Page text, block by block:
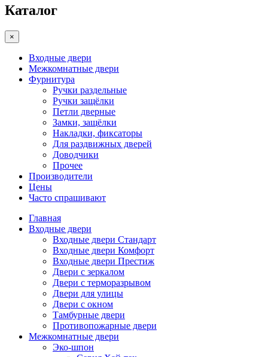
Каталог
×
Входные двери
Межкомнатные двери
Фурнитура
Ручки раздельные
Ручки защёлки
Петли дверные
Замки, защёлки
Накладки, фиксаторы
Для раздвижных дверей
Доводчики
Прочее
Производители
Цены
Часто спрашивают
Главная
Входные двери
Входные двери Стандарт
Входные двери Комфорт
Входные двери Престиж
Двери с зеркалом
Двери с терморазрывом
Двери для улицы
Двери с окном
Тамбурные двери
Противопожарные двери
Межкомнатные двери
Эко-шпон